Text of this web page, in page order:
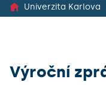
Univerzita Karlova
Výroční